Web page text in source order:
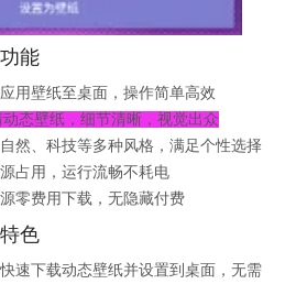
能
用壁纸至桌面，操作简单高效
态壁纸，细节清晰，视觉出众
然、科技等多种风格，满足个性选择
占用，运行流畅不耗电
零费用下载，无隐藏付费
色
速下载动态壁纸并设置到桌面，无需